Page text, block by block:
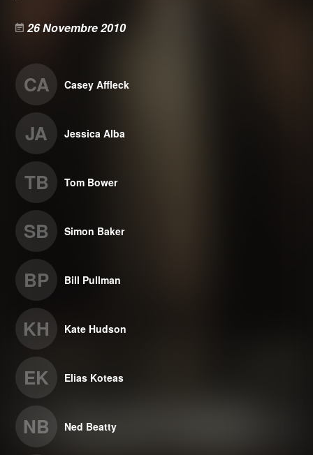
26 Novembre 2010
CA Casey Affleck
JA Jessica Alba
TB Tom Bower
SB Simon Baker
BP Bill Pullman
KH Kate Hudson
EK Elias Koteas
NB Ned Beatty